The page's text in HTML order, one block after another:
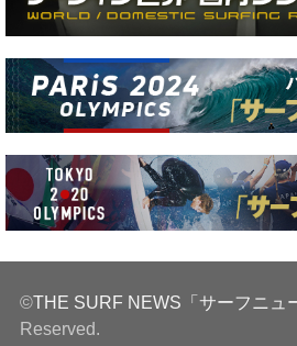
©THE SURF NEWS「サーフニュ
Reserved.